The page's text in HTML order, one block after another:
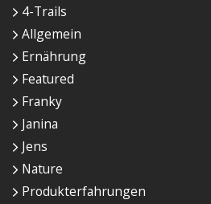
4-Trails
Allgemein
Ernährung
Featured
Franky
Janina
Jens
Nature
Produkterfahrungen